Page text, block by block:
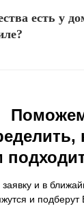
есть у
заявку и в
и подберут